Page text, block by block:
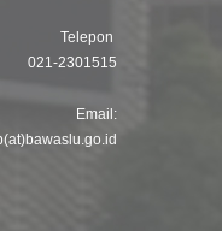
Telepon
021-2301515
Email: